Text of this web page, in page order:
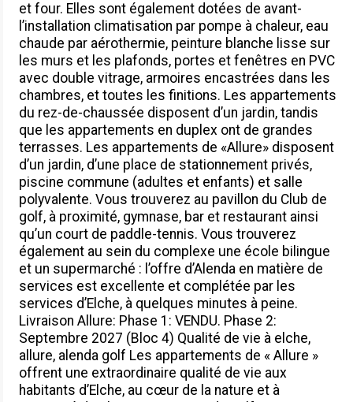
et four. Elles sont également dotées de avant-
l’installation climatisation par pompe à chaleur, eau
chaude par aérothermie, peinture blanche lisse sur
les murs et les plafonds, portes et fenêtres en PVC
avec double vitrage, armoires encastrées dans les
chambres, et toutes les finitions. Les appartements
du rez-de-chaussée disposent d’un jardin, tandis
que les appartements en duplex ont de grandes
terrasses. Les appartements de «Allure» disposent
d’un jardin, d’une place de stationnement privés,
piscine commune (adultes et enfants) et salle
polyvalente. Vous trouverez au pavillon du Club de
golf, à proximité, gymnase, bar et restaurant ainsi
qu’un court de paddle-tennis. Vous trouverez
également au sein du complexe une école bilingue
et un supermarché : l’offre d’Alenda en matière de
services est excellente et complétée par les
services d’Elche, à quelques minutes à peine.
Livraison Allure: Phase 1: VENDU. Phase 2:
Septembre 2027 (Bloc 4) Qualité de vie à elche,
allure, alenda golf Les appartements de « Allure »
offrent une extraordinaire qualité de vie aux
habitants d’Elche, au cœur de la nature et à